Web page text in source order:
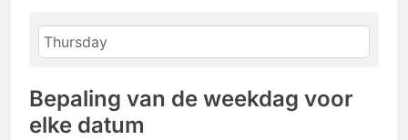
Bepaling van de weekdag voor
elke datum